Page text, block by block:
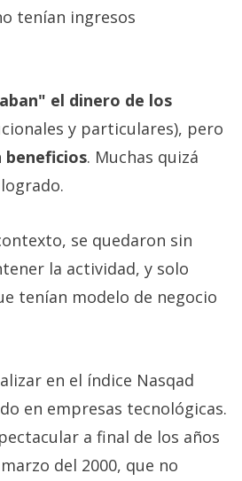
tenían ingresos
el dinero de los
y particulares), pero
beneficios. Muchas quizá
se quedaron sin
la actividad, y solo
tenían modelo de negocio
en el índice Nasqad
en empresas tecnológicas.
a final de los años
del 2000, que no